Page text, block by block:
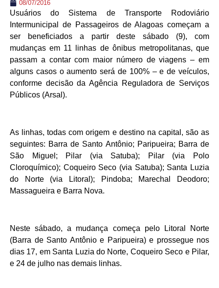
08/07/2016
Usuários do Sistema de Transporte Rodoviário
Intermunicipal de Passageiros de Alagoas começam a
ser beneficiados a partir deste sábado (9), com
mudanças em 11 linhas de ônibus metropolitanas, que
passam a contar com maior número de viagens – em
alguns casos o aumento será de 100% – e de veículos,
conforme decisão da Agência Reguladora de Serviços
Públicos (Arsal).
As linhas, todas com origem e destino na capital, são as
seguintes: Barra de Santo Antônio; Paripueira; Barra de
São Miguel; Pilar (via Satuba); Pilar (via Polo
Cloroquímico); Coqueiro Seco (via Satuba); Santa Luzia
do Norte (via Litoral); Pindoba; Marechal Deodoro;
Massagueira e Barra Nova.
Neste sábado, a mudança começa pelo Litoral Norte
(Barra de Santo Antônio e Paripueira) e prossegue nos
dias 17, em Santa Luzia do Norte, Coqueiro Seco e Pilar,
e 24 de julho nas demais linhas.